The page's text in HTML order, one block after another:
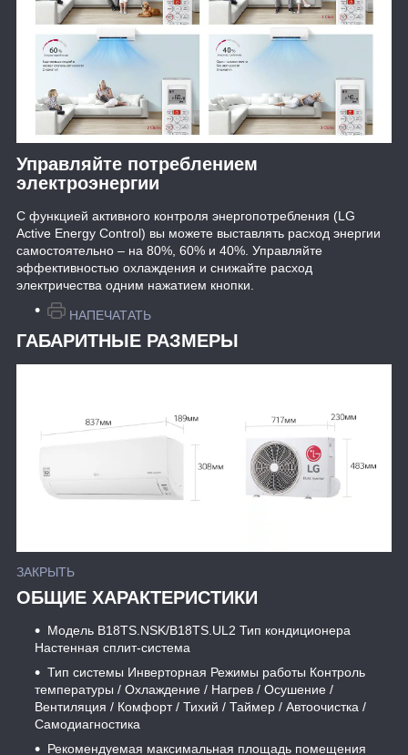
Управляйте потреблением
электроэнергии
С функцией активного контроля энергопотребления (LG
Active Energy Control) вы можете выставлять расход энергии
самостоятельно – на 80%, 60% и 40%. Управляйте
эффективностью охлаждения и снижайте расход
электричества одним нажатием кнопки.
НАПЕЧАТАТЬ
ГАБАРИТНЫЕ РАЗМЕРЫ
ЗАКРЫТЬ
ОБЩИЕ ХАРАКТЕРИСТИКИ
Модель B18TS.NSK/B18TS.UL2 Тип кондиционера
Настенная cплит-система
Тип системы Инверторная Режимы работы Контроль
температуры / Охлаждение / Нагрев / Осушение /
Вентиляция / Комфорт / Тихий / Таймер / Автоочистка /
Самодиагностика
Рекомендуемая максимальная площадь помещения